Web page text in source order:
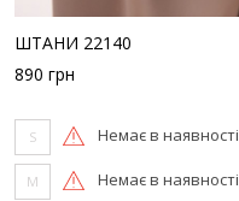
ШТАНИ 22140
890 грн
S Немає в наявності
M Немає в наявності